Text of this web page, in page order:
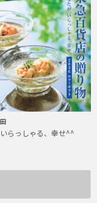
らっしゃる、幸せ^^